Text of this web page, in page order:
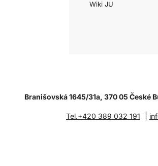
Wiki JU
Branišovská 1645/31a, 370 05 České
Tel.+420 389 032 191